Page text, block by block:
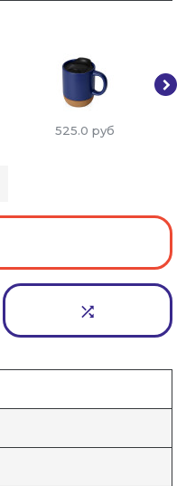
525.0 руб